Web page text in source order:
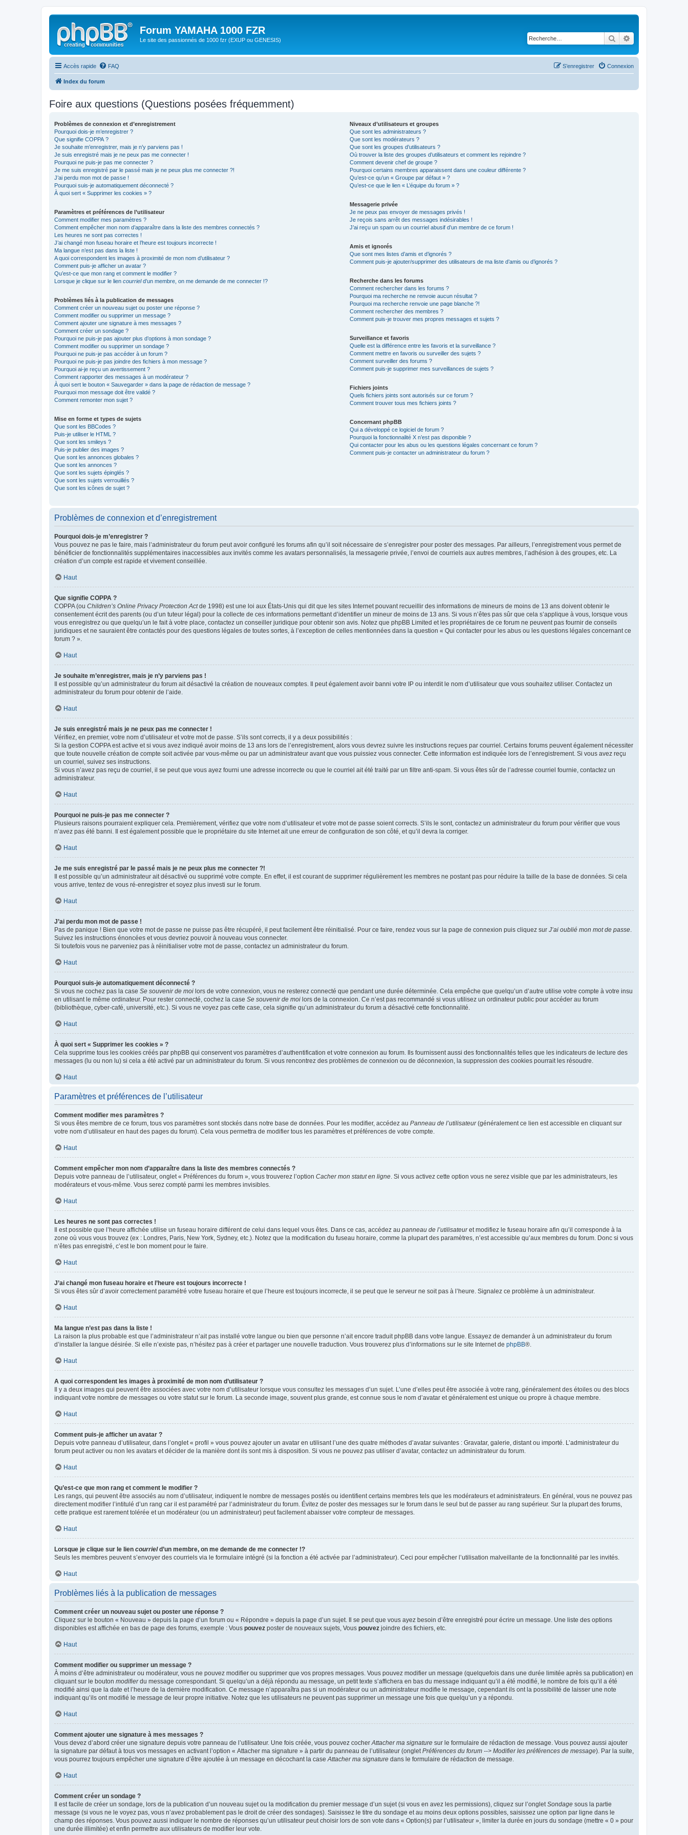
Forum YAMAHA 1000 FZR
Le site des passionnés de 1000 fzr (EXUP ou GENESIS) Rechercher
Accès rapide FAQ Connexion
S’enregistrer
Index du forum
Foire aux questions (Questions posées fréquemment)
Problèmes de connexion et d’enregistrement
Pourquoi dois-je m’enregistrer ?
Que signifie COPPA ?
Je souhaite m’enregistrer, mais je n’y parviens pas !
Je suis enregistré mais je ne peux pas me connecter !
Pourquoi ne puis-je pas me connecter ?
Je me suis enregistré par le passé mais je ne peux plus me connecter ?!
J’ai perdu mon mot de passe !
Pourquoi suis-je automatiquement déconnecté ?
À quoi sert « Supprimer les cookies » ?
Paramètres et préférences de l’utilisateur
Comment modifier mes paramètres ?
Comment empêcher mon nom d’apparaître dans la liste des membres connectés ?
Les heures ne sont pas correctes !
J’ai changé mon fuseau horaire et l’heure est toujours incorrecte !
Ma langue n’est pas dans la liste !
A quoi correspondent les images à proximité de mon nom d’utilisateur ?
Comment puis-je afficher un avatar ?
Qu’est-ce que mon rang et comment le modifier ?
Lorsque je clique sur le lien courrield’un membre, on me demande de me connecter !?
Problèmes liés à la publication de messages
Comment créer un nouveau sujet ou poster une réponse ?
Comment modifier ou supprimer un message ?
Comment ajouter une signature à mes messages ?
Comment créer un sondage ?
Pourquoi ne puis-je pas ajouter plus d’options à mon sondage ?
Comment modifier ou supprimer un sondage ?
Pourquoi ne puis-je pas accéder à un forum ?
Pourquoi ne puis-je pas joindre des fichiers à mon message ?
Pourquoi ai-je reçu un avertissement ?
Comment rapporter des messages à un modérateur ?
À quoi sert le bouton « Sauvegarder » dans la page de rédaction de message ?
Pourquoi mon message doit être validé ?
Comment remonter mon sujet ?
Mise en forme et types de sujets
Que sont les BBCodes ?
Puis-je utiliser le HTML ?
Que sont les smileys ?
Puis-je publier des images ?
Que sont les annonces globales ?
Que sont les annonces ?
Que sont les sujets épinglés ?
Que sont les sujets verrouillés ?
Que sont les icônes de sujet ?
Niveaux d’utilisateurs et groupes
Que sont les administrateurs ?
Que sont les modérateurs ?
Que sont les groupes d’utilisateurs ?
Où trouver la liste des groupes d’utilisateurs et comment les rejoindre ?
Comment devenir chef de groupe ?
Pourquoi certains membres apparaissent dans une couleur différente ?
Qu’est-ce qu’un « Groupe par défaut » ?
Qu’est-ce que le lien « L’équipe du forum » ?
Messagerie privée
Je ne peux pas envoyer de messages privés !
Je reçois sans arrêt des messages indésirables !
J’ai reçu un spam ou un courriel abusif d’un membre de ce forum !
Amis et ignorés
Que sont mes listes d’amis et d’ignorés ?
Comment puis-je ajouter/supprimer des utilisateurs de ma liste d’amis ou d’ignorés ?
Recherche dans les forums
Comment rechercher dans les forums ?
Pourquoi ma recherche ne renvoie aucun résultat ?
Pourquoi ma recherche renvoie une page blanche ?!
Comment rechercher des membres ?
Comment puis-je trouver mes propres messages et sujets ?
Surveillance et favoris
Quelle est la différence entre les favoris et la surveillance ?
Comment mettre en favoris ou surveiller des sujets ?
Comment surveiller des forums ?
Comment puis-je supprimer mes surveillances de sujets ?
Fichiers joints
Quels fichiers joints sont autorisés sur ce forum ?
Comment trouver tous mes fichiers joints ?
Concernant phpBB
Qui a développé ce logiciel de forum ?
Pourquoi la fonctionnalité X n’est pas disponible ?
Qui contacter pour les abus ou les questions légales concernant ce forum ?
Comment puis-je contacter un administrateur du forum ?
Problèmes de connexion et d’enregistrement
Pourquoi dois-je m’enregistrer ?
Vous pouvez ne pas le faire, mais l’administrateur du forum peut avoir configuré les forums afin qu’il soit nécessaire de s’enregistrer pour poster des messages. Par ailleurs, l’enregistrement vous permet de
bénéficier de fonctionnalités supplémentaires inaccessibles aux invités comme les avatars personnalisés, la messagerie privée, l’envoi de courriels aux autres membres, l’adhésion à des groupes, etc. La
création d’un compte est rapide et vivement conseillée.
Haut
Que signifie COPPA ?
COPPA (ou Children’s Online Privacy Protection Actde 1998) est une loi aux États-Unis qui dit que les sites Internet pouvant recueillir des informations de mineurs de moins de 13 ans doivent obtenir le
consentement écrit des parents (ou d’un tuteur légal) pour la collecte de ces informations permettant d’identifier un mineur de moins de 13 ans. Si vous n’êtes pas sûr que cela s’applique à vous, lorsque vous
vous enregistrez ou que quelqu’un le fait à votre place, contactez un conseiller juridique pour obtenir son avis. Notez que phpBB Limited et les propriétaires de ce forum ne peuvent pas fournir de conseils
juridiques et ne sauraient être contactés pour des questions légales de toutes sortes, à l’exception de celles mentionnées dans la question « Qui contacter pour les abus ou les questions légales concernant ce
forum ? ».
Haut
Je souhaite m’enregistrer, mais je n’y parviens pas !
Il est possible qu’un administrateur du forum ait désactivé la création de nouveaux comptes. Il peut également avoir banni votre IP ou interdit le nom d’utilisateur que vous souhaitez utiliser. Contactez un
administrateur du forum pour obtenir de l’aide.
Haut
Je suis enregistré mais je ne peux pas me connecter !
Vérifiez, en premier, votre nom d’utilisateur et votre mot de passe. S’ils sont corrects, il y a deux possibilités :
Si la gestion COPPA est active et si vous avez indiqué avoir moins de 13 ans lors de l’enregistrement, alors vous devrez suivre les instructions reçues par courriel. Certains forums peuvent également nécessiter
que toute nouvelle création de compte soit activée par vous-même ou par un administrateur avant que vous puissiez vous connecter. Cette information est indiquée lors de l’enregistrement. Si vous avez reçu
un courriel, suivez ses instructions.
Si vous n’avez pas reçu de courriel, il se peut que vous ayez fourni une adresse incorrecte ou que le courriel ait été traité par un filtre anti-spam. Si vous êtes sûr de l’adresse courriel fournie, contactez un
administrateur.
Haut
Pourquoi ne puis-je pas me connecter ?
Plusieurs raisons pourraient expliquer cela. Premièrement, vérifiez que votre nom d’utilisateur et votre mot de passe soient corrects. S’ils le sont, contactez un administrateur du forum pour vérifier que vous
n’avez pas été banni. Il est également possible que le propriétaire du site Internet ait une erreur de configuration de son côté, et qu’il devra la corriger.
Haut
Je me suis enregistré par le passé mais je ne peux plus me connecter ?!
Il est possible qu’un administrateur ait désactivé ou supprimé votre compte. En effet, il est courant de supprimer régulièrement les membres ne postant pas pour réduire la taille de la base de données. Si cela
vous arrive, tentez de vous ré-enregistrer et soyez plus investi sur le forum.
Haut
J’ai perdu mon mot de passe !
Pas de panique ! Bien que votre mot de passe ne puisse pas être récupéré, il peut facilement être réinitialisé. Pour ce faire, rendez vous sur la page de connexion puis cliquez sur J’ai oublié mon mot de passe
Suivez les instructions énoncées et vous devriez pouvoir à nouveau vous connecter.
Si toutefois vous ne parveniez pas à réinitialiser votre mot de passe, contactez un administrateur du forum.
Haut
Pourquoi suis-je automatiquement déconnecté ?
Si vous ne cochez pas la case Se souvenir de moi lors de votre connexion, vous ne resterez connecté que pendant une durée déterminée. Cela empêche que quelqu’un d’autre utilise votre compte à votre insu
en utilisant le même ordinateur. Pour rester connecté, cochez la case Se souvenir de moi lors de la connexion. Ce n’est pas recommandé si vous utilisez un ordinateur public pour accéder au forum
(bibliothèque, cyber-café, université, etc.). Si vous ne voyez pas cette case, cela signifie qu’un administrateur du forum a désactivé cette fonctionnalité.
Haut
À quoi sert « Supprimer les cookies » ?
Cela supprime tous les cookies créés par phpBB qui conservent vos paramètres d’authentification et votre connexion au forum. Ils fournissent aussi des fonctionnalités telles que les indicateurs de lecture des
messages (lu ou non lu) si cela a été activé par un administrateur du forum. Si vous rencontrez des problèmes de connexion ou de déconnexion, la suppression des cookies pourrait les résoudre.
Haut
Paramètres et préférences de l’utilisateur
Comment modifier mes paramètres ?
Si vous êtes membre de ce forum, tous vos paramètres sont stockés dans notre base de données. Pour les modifier, accédez au Panneau de l’utilisateur(généralement ce lien est accessible en cliquant sur
votre nom d’utilisateur en haut des pages du forum). Cela vous permettra de modifier tous les paramètres et préférences de votre compte.
Haut
Comment empêcher mon nom d’apparaître dans la liste des membres connectés ?
Depuis votre panneau de l’utilisateur, onglet « Préférences du forum », vous trouverez l’option Cacher mon statut en ligne . Si vous activez cette option vous ne serez visible que par les administrateurs, les
modérateurs et vous-même. Vous serez compté parmi les membres invisibles.
Haut
Les heures ne sont pas correctes !
Il est possible que l’heure affichée utilise un fuseau horaire différent de celui dans lequel vous êtes. Dans ce cas, accédez au panneau de l’utilisateuret modifiez le fuseau horaire afin qu’il corresponde à la
zone où vous vous trouvez (ex : Londres, Paris, New York, Sydney, etc.). Notez que la modification du fuseau horaire, comme la plupart des paramètres, n’est accessible qu’aux membres du forum. Donc si vous
n’êtes pas enregistré, c’est le bon moment pour le faire.
Haut
J’ai changé mon fuseau horaire et l’heure est toujours incorrecte !
Si vous êtes sûr d’avoir correctement paramétré votre fuseau horaire et que l’heure est toujours incorrecte, il se peut que le serveur ne soit pas à l’heure. Signalez ce problème à un administrateur.
Haut
Ma langue n’est pas dans la liste !
La raison la plus probable est que l’administrateur n’ait pas installé votre langue ou bien que personne n’ait encore traduit phpBB dans votre langue. Essayez de demander à un administrateur du forum
d’installer la langue désirée. Si elle n’existe pas, n’hésitez pas à créer et partager une nouvelle traduction. Vous trouverez plus d’informations sur le site Internet de phpBB®.
Haut
A quoi correspondent les images à proximité de mon nom d’utilisateur ?
Il y a deux images qui peuvent être associées avec votre nom d’utilisateur lorsque vous consultez les messages d’un sujet. L’une d’elles peut être associée à votre rang, généralement des étoiles ou des blocs
indiquant votre nombre de messages ou votre statut sur le forum. La seconde image, souvent plus grande, est connue sous le nom d’avatar et généralement est unique ou propre à chaque membre.
Haut
Comment puis-je afficher un avatar ?
Depuis votre panneau d’utilisateur, dans l’onglet « profil » vous pouvez ajouter un avatar en utilisant l’une des quatre méthodes d’avatar suivantes : Gravatar, galerie, distant ou importé. L’administrateur du
forum peut activer ou non les avatars et décider de la manière dont ils sont mis à disposition. Si vous ne pouvez pas utiliser d’avatar, contactez un administrateur du forum.
Haut
Qu’est-ce que mon rang et comment le modifier ?
Les rangs, qui peuvent être associés au nom d’utilisateur, indiquent le nombre de messages postés ou identifient certains membres tels que les modérateurs et administrateurs. En général, vous ne pouvez pas
directement modifier l’intitulé d’un rang car il est paramétré par l’administrateur du forum. Évitez de poster des messages sur le forum dans le seul but de passer au rang supérieur. Sur la plupart des forums,
cette pratique est rarement tolérée et un modérateur (ou un administrateur) peut facilement abaisser votre compteur de messages.
Haut
Lorsque je clique sur le lien courrield’un membre, on me demande de me connecter !?
Seuls les membres peuvent s’envoyer des courriels via le formulaire intégré (si la fonction a été activée par l’administrateur). Ceci pour empêcher l’utilisation malveillante de la fonctionnalité par les invités.
Haut
Problèmes liés à la publication de messages
Comment créer un nouveau sujet ou poster une réponse ?
Cliquez sur le bouton « Nouveau » depuis la page d’un forum ou « Répondre » depuis la page d’un sujet. Il se peut que vous ayez besoin d’être enregistré pour écrire un message. Une liste des options
disponibles est affichée en bas de page des forums, exemple : Vous pouvez poster de nouveaux sujets, Vous pouvez joindre des fichiers, etc.
Haut
Comment modifier ou supprimer un message ?
À moins d’être administrateur ou modérateur, vous ne pouvez modifier ou supprimer que vos propres messages. Vous pouvez modifier un message (quelquefois dans une durée limitée après sa publication) en
cliquant sur le bouton modifierdu message correspondant. Si quelqu’un a déjà répondu au message, un petit texte s’affichera en bas du message indiquant qu’il a été modifié, le nombre de fois qu’il a été
modifié ainsi que la date et l’heure de la dernière modification. Ce message n’apparaîtra pas si un modérateur ou un administrateur modifie le message, cependant ils ont la possibilité de laisser une note
indiquant qu’ils ont modifié le message de leur propre initiative. Notez que les utilisateurs ne peuvent pas supprimer un message une fois que quelqu’un y a répondu.
Haut
Comment ajouter une signature à mes messages ?
Vous devez d’abord créer une signature depuis votre panneau de l’utilisateur. Une fois créée, vous pouvez cocher Attacher ma signature sur le formulaire de rédaction de message. Vous pouvez aussi ajouter
la signature par défaut à tous vos messages en activant l’option « Attacher ma signature » à partir du panneau de l’utilisateur (onglet Préférences du forum --> Modifier les préférences de message). Par la suite,
vous pourrez toujours empêcher une signature d’être ajoutée à un message en décochant la case Attacher ma signature dans le formulaire de rédaction de message.
Haut
Comment créer un sondage ?
Il est facile de créer un sondage, lors de la publication d’un nouveau sujet ou la modification du premier message d’un sujet (si vous en avez les permissions), cliquez sur l’onglet Sondage sous la partie
message (si vous ne le voyez pas, vous n’avez probablement pas le droit de créer des sondages). Saisissez le titre du sondage et au moins deux options possibles, saisissez une option par ligne dans le
champ des réponses. Vous pouvez aussi indiquer le nombre de réponses qu’un utilisateur peut choisir lors de son vote dans « Option(s) par l’utilisateur », limiter la durée en jours du sondage (mettre « 0 » pour
une durée illimitée) et enfin permettre aux utilisateurs de modifier leur vote.